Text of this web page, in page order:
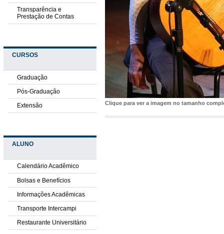
Transparência e
Prestação de Contas
CURSOS
Graduação
Pós-Graduação
Extensão
ALUNO
Calendário Acadêmico
Bolsas e Benefícios
Informações Acadêmicas
Transporte Intercampi
Restaurante Universitário
Clique para ver a imagem no tamanho